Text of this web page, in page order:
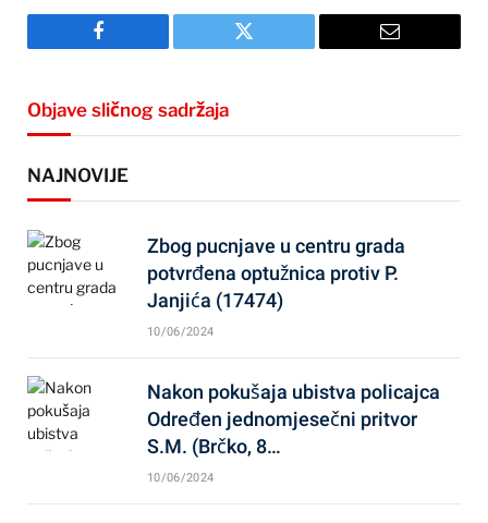
Facebook Twitter Email
Objave sličnog sadržaja
NAJNOVIJE
Zbog pucnjave u centru grada
potvrđena optužnica protiv P.
Janjića (17474)
10/06/2024
Nakon pokušaja ubistva policajca
Određen jednomjesečni pritvor
S.M. (Brčko, 8…
10/06/2024